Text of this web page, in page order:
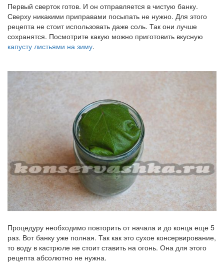
Первый сверток готов. И он отправляется в чистую банку.
Сверху никакими приправами посыпать не нужно. Для этого
рецепта не стоит использовать даже соль. Так они лучше
сохранятся. Посмотрите какую можно приготовить вкусную
капусту листьями на зиму.
Процедуру необходимо повторить от начала и до конца еще 5
раз. Вот банку уже полная. Так как это сухое консервирование,
то воду в кастрюле не стоит ставить на огонь. Она для этого
рецепта абсолютно не нужна.